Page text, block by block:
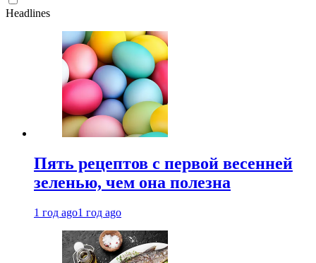
Headlines
Пять рецептов с первой весенней
зеленью, чем она полезна
1 год ago1 год ago